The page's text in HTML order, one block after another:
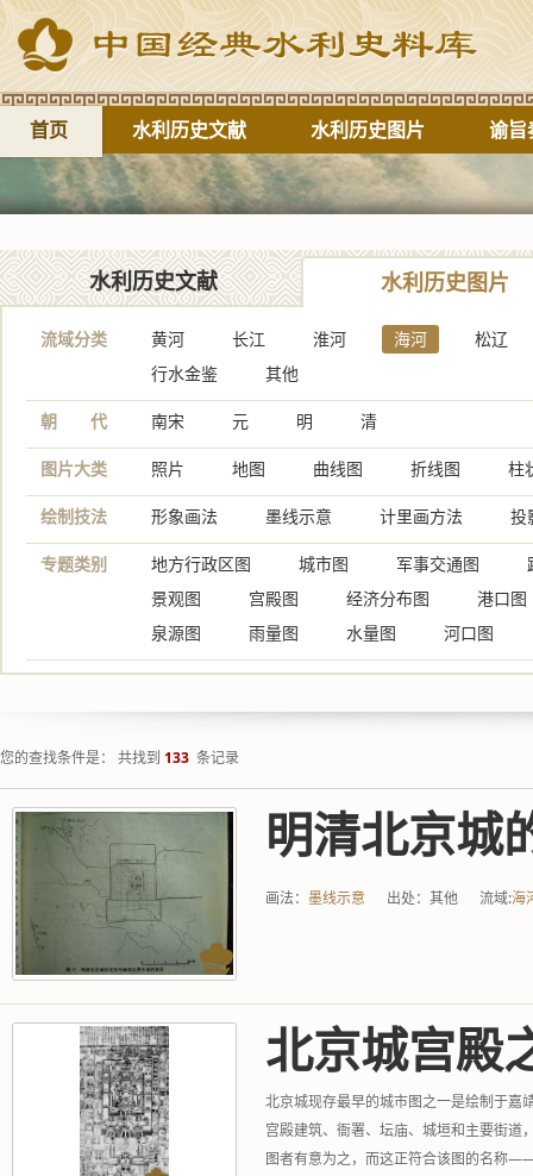
首页 水利历史文献 水利历史图片 谕旨
水利历史文献 水利历史图片
流域分类 黄河 长江 淮河 海河
松辽
行水金鉴
其他
朝 代 南宋 元 明 清
图片大类 照片 地图 曲线图 折线图 柱
绘制技法 形象画法 墨线示意 计里画方法 投
专题类别 地方行政区图 城市图 军事交通图
景观图
宫殿图 经济分布图
港口图
泉源图
雨量图 水量图 河口图
您的查找条件是： 共找到 133 条记录
明清北京城
画法： 墨线示意 出处： 其他 流域:海
北京城宫殿
北京城现存最早的城市图之一是绘制于嘉
宫殿建筑、衙署、坛庙、城垣和主要街道
图者有意为之，而这正符合该图的名称